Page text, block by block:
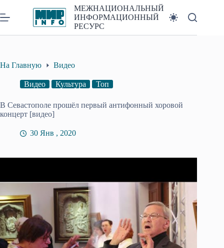
к
сути
МЕЖНАЦИОНАЛЬНЫЙ
ИНФОРМАЦИОННЫЙ
РЕСУРС
На Главную Видео
Видео Культура Топ
В Севастополе прошёл первый антифонный хоровой
концерт [видео]
30 Янв , 2020